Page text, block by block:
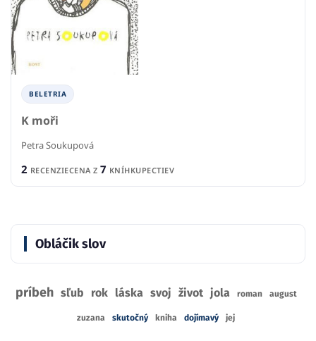
BELETRIA
K moři
Petra Soukupová
2 RECENZIECENA Z 7 KNÍHKUPECTIEV
Obláčik slov
príbeh sľub rok láska svoj život jola roman august
zuzana skutočný kniha dojímavý jej